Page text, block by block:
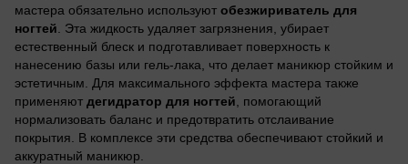
мастера обязательно используют обезжириватель для
ногтей . Эта жидкость удаляет загрязнения, убирает
естественный блеск и подготавливает поверхность к
нанесению базы или гель-лака, что делает маникюр стойким и
эстетичным. Для максимального эффекта мастера также
применяют дегидратор для ногтей , помогающий
нормализовать баланс и предотвратить отслаивание
покрытия. В комплексе эти средства обеспечивают стойкий и
аккуратный маникюр.